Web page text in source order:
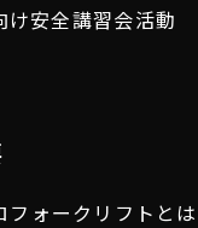
け安全講習会活動
フォークリフトとは